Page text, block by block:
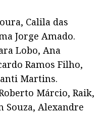
Calila das
Jorge Amado.
Lobo, Ana
Ramos Filho,
Martins.
Márcio, Raik,
Alexandre